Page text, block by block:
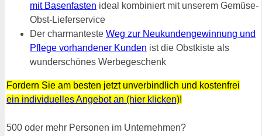
mit Basenfasten ideal kombiniert mit unserem Gemüse-
Obst-Lieferservice
Der charmanteste Weg zur Neukundengewinnung und
Pflege vorhandener Kunden ist die Obstkiste als
wunderschönes Werbegeschenk
Fordern Sie am besten jetzt unverbindlich und kostenfrei
ein individuelles Angebot an (hier klicken)!
500 oder mehr Personen im Unternehmen?